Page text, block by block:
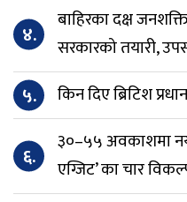
४.
बाहिरका दक्ष
सरकारको तयारी,
५. किन दिए ब्रिटिश
६.
३०–५५ अवकाशमा
एग्जिट’ का चार